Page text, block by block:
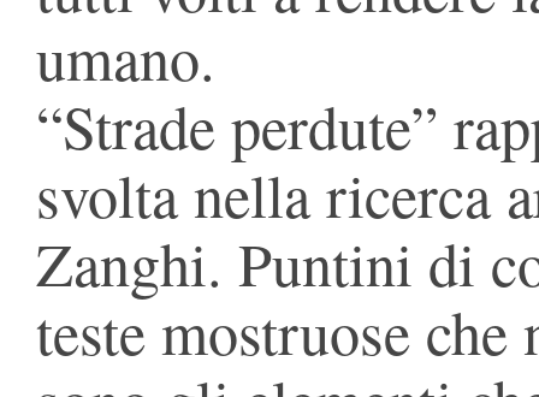
umano.
“Strade perdute”
svolta nella ricerca
Zanghi. Puntini di
teste mostruose